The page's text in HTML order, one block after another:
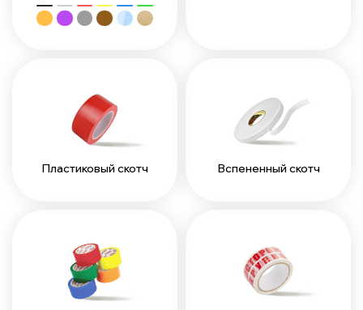
Пластиковый скотч Вспененный скотч